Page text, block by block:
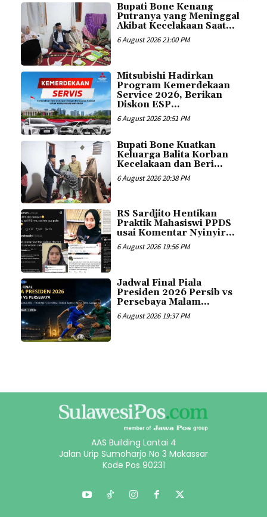
Bupati Bone Kenang
Putranya yang Meninggal
Akibat Kecelakaan Saat...
6 August 2026 21:00 PM
Mitsubishi Hadirkan
Program Kemerdekaan
Service 2026, Berikan
Diskon ESP...
6 August 2026 20:51 PM
Bupati Bone Kuatkan
Keluarga Balita Korban
Kecelakaan dan Beri...
6 August 2026 20:38 PM
RS Sardjito Hentikan
Praktik Mahasiswi PPDS
usai Komentar Nyinyir...
6 August 2026 19:56 PM
Jadwal Final Piala
Presiden 2026 Persib vs
Persebaya Malam...
6 August 2026 19:37 PM
AAS Building Lantai 4
Jalan Urip Sumoharjo No 3 Makassar
Kode Pos 90231